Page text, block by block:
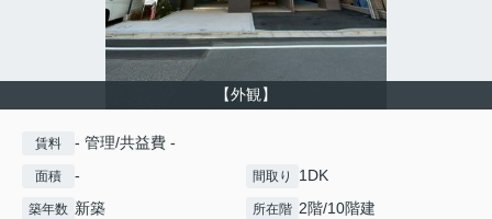
【外観】
賃料 - 管理/共益費 -
面積 - 間取り 1DK
築年数 新築 所在階 2階/10階建